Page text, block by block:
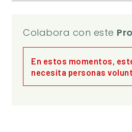
Colabora con este
En estos momentos,
necesita personas